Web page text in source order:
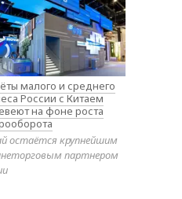
малого и среднего
России с Китаем
на фоне роста
остаётся крупнейшим
партнером